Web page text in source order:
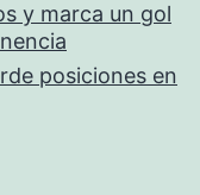
y marca un gol
posiciones en